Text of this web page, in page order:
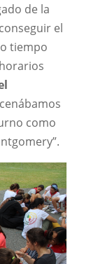
de la
el
tiempo
como